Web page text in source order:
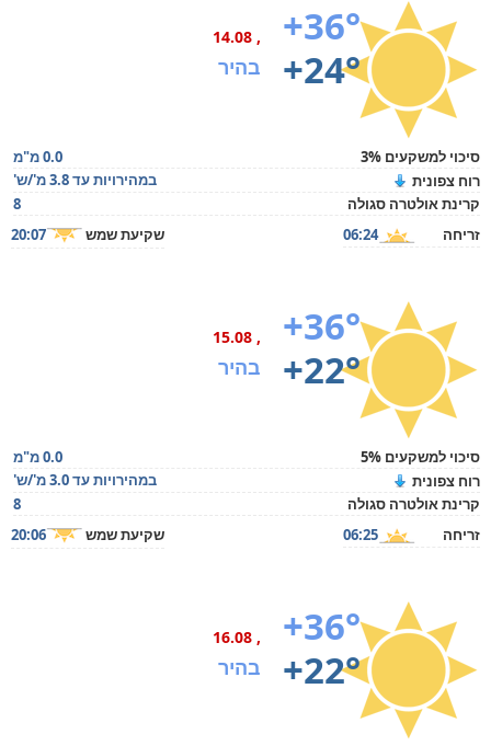
+36°
+24°
, 14.08
בהיר
סיכוי למשקעים 3%
0.0 מ"מ
רוח צפונית
במהירויות עד 3.8 מ'/ש'
קרינת אולטרה סגולה
8
זריחה
06:24 שקיעת שמש 20:07
+36°
+22°
, 15.08
בהיר
סיכוי למשקעים 5%
0.0 מ"מ
רוח צפונית
במהירויות עד 3.0 מ'/ש'
קרינת אולטרה סגולה
8
זריחה
06:25 שקיעת שמש 20:06
+36°
+22°
, 16.08
בהיר